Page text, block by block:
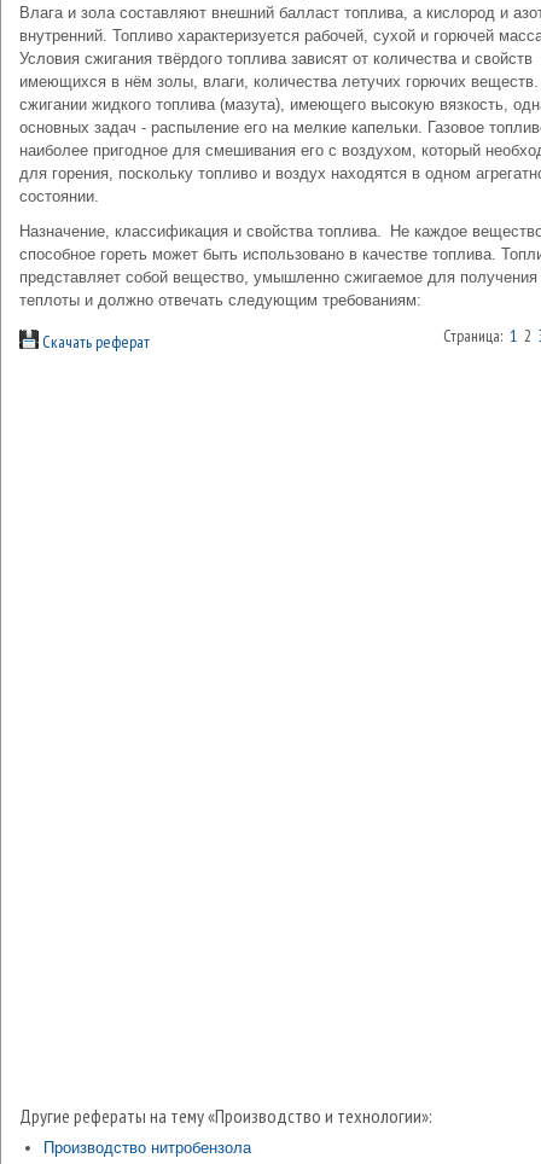
Влага и зола составляют внешний балласт топлива, а кислород и
внутренний. Топливо характеризуется рабочей, сухой и горючей
Условия сжигания твёрдого топлива зависят от количества и свойств
имеющихся в нём золы, влаги, количества летучих горючих
сжигании жидкого топлива (мазута), имеющего высокую вязкость,
основных задач - распыление его на мелкие капельки. Газовое
наиболее пригодное для смешивания его с воздухом, который
для горения, поскольку топливо и воздух находятся в одном
состоянии.
Назначение, классификация и свойства топлива.
Не каждое
способное гореть может быть использовано в качестве топлива.
представляет собой вещество, умышленно сжигаемое для получения
теплоты и должно отвечать следующим требованиям:
Скачать реферат Страница: 1 2
Другие рефераты на тему «Производство и технологии»:
Производство нитробензола